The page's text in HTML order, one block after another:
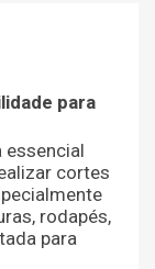
para
essencial
cortes
rodapés,
para